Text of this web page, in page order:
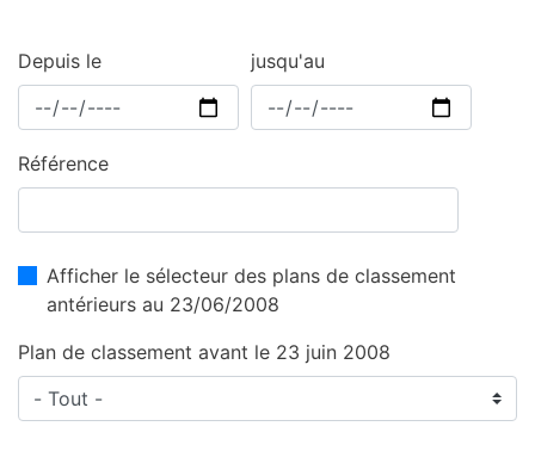
Depuis le jusqu'au
Référence
Afficher le sélecteur des plans de classement
antérieurs au 23/06/2008
Plan de classement avant le 23 juin 2008